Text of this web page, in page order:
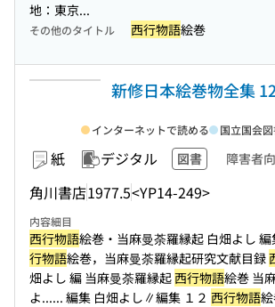
地：東京...
その他のタイトル 西行物語絵巻
新修日本絵巻物全集
紙 デジタル 図書 障害者
角川書店1977.5<YP14-249>
インターネットで読める 国立国会
内容細目
西行物語絵巻・当麻曼荼羅縁起 白畑よし 編
行物語絵巻，当麻曼荼羅縁起研究文献目録
畑よし 編 当麻曼荼羅縁起西行物語絵巻 当
よ...... 編集 白畑よし∥編集 １２ 西行物語